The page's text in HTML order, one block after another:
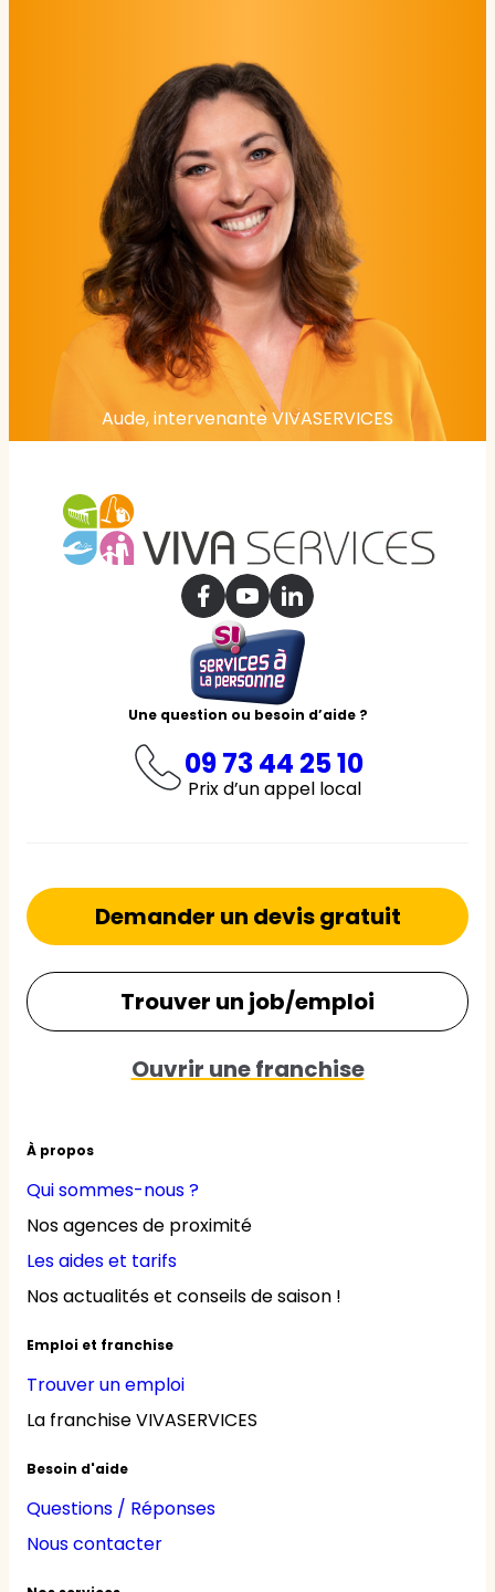
Aude, intervenante VIVASERVICES
Une question ou besoin d’aide ?
09 73 44 25 10
Prix d’un appel local
À propos
Qui sommes-nous ?
Nos agences de proximité
Les aides et tarifs
Nos actualités et conseils de saison !
Emploi et franchise
Trouver un emploi
La franchise VIVASERVICES
Besoin d'aide
Questions / Réponses
Nous contacter
Demander un devis gratuit
Trouver un job/emploi
Ouvrir une franchise